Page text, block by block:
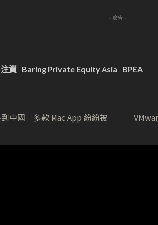
- 廣告 -
注資 Baring Private Equity Asia
BPEA
到中國 多款 Mac App 紛紛被